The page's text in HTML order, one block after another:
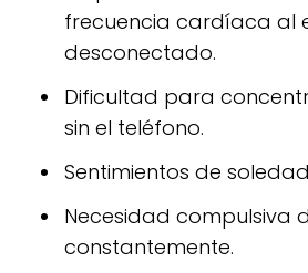
frecuencia cardíaca al
desconectado.
Dificultad para
sin el teléfono.
Sentimientos de
Necesidad compulsiva
constantemente.